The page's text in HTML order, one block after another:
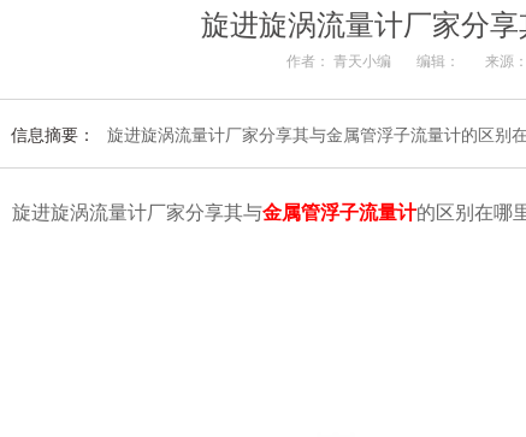
旋进旋涡流量计厂家分
作者： 青天小编 编辑： 来源
信息摘要： 旋进旋涡流量计厂家分享其与金属管浮子流量计的区别
旋进旋涡流量计厂家分享其与金属管浮子流量计的区别在哪